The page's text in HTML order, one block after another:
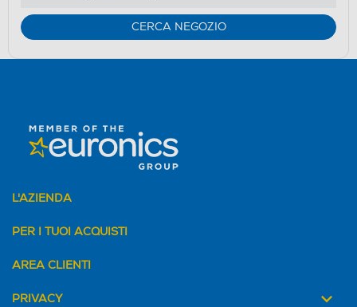
CERCA NEGOZIO
L'AZIENDA
PER I TUOI ACQUISTI
AREA CLIENTI
PRIVACY